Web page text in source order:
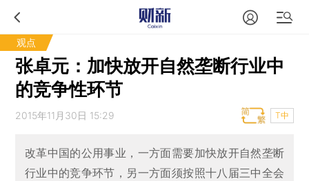
观点
张卓元：加快放开自然垄断行业中
的竞争性环节
2015年11月30日 15:29 T中
改革中国的公用事业，一方面需要加快放开自然垄断
行业中的竞争环节，另一方面须按照十八届三中全会